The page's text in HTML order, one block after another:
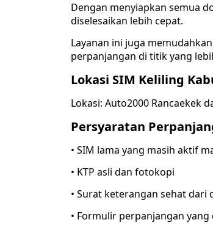
Dengan menyiapkan semua
diselesaikan lebih cepat.
Layanan ini juga
perpanjangan di titik yang
Lokasi SIM Keliling
Lokasi: Auto2000 Rancaekek
Persyaratan
• SIM lama yang masih aktif
• KTP asli dan fotokopi
• Surat keterangan sehat dari
• Formulir perpanjangan yang